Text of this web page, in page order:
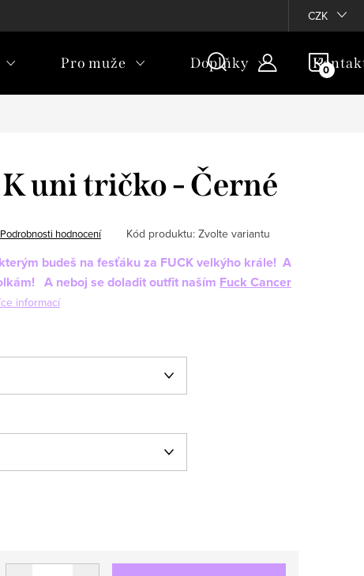
CZK
Pro muže Doplňky
uni tričko - Černé
Podrobnosti hodnocení Kód produktu: Zvolte variantu
budeš na fesťáku za FUCK velkýho krále! A
A neboj se doladit outfit naším Fuck Cancer
informací